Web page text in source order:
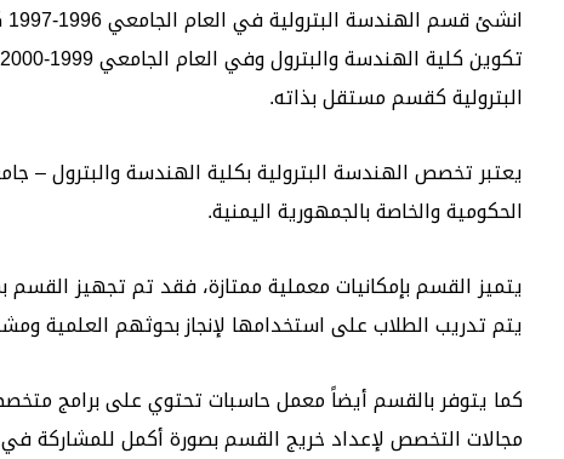
البترولية كقسم مستقل بذاته.
يعتبر تخصص الهندسة البترولية بكلية الهندسة والبترول –
الحكومية والخاصة بالجمهورية اليمنية.
يتميز القسم بإمكانيات معملية ممتازة، فقد تم تجهيز
يتم تدريب الطلاب على استخدامها لإنجاز بحوثهم العلمية
كما يتوفر بالقسم أيضاً معمل حاسبات تحتوي على برامج
مجالات التخصص لإعداد خريج القسم بصورة أكمل للمشاركة في